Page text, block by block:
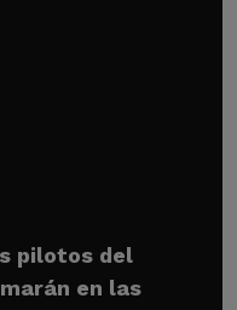
pilotos del
en las